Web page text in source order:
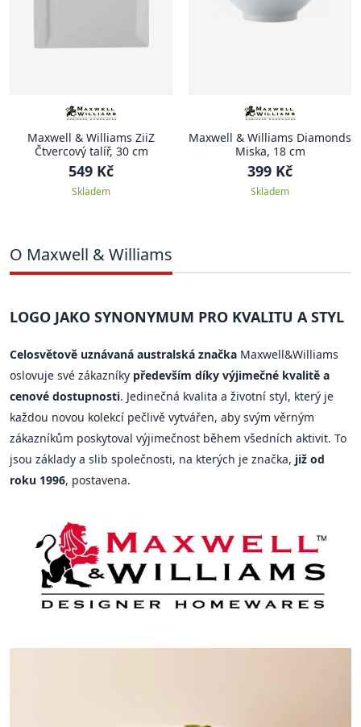
Maxwell & Williams ZiiZ
Čtvercový talíř, 30 cm
549 Kč
Skladem
Maxwell & Williams Diamonds
Miska, 18 cm
399 Kč
Skladem
O Maxwell & Williams
LOGO JAKO SYNONYMUM PRO KVALITU A STYL
Celosvětově uznávaná australská značka Maxwell&Williams
oslovuje své zákazníky především díky výjimečné kvalitě a
cenové dostupnosti. Jedinečná kvalita a životní styl, který je
každou novou kolekcí pečlivě vytvářen, aby svým věrným
zákazníkům poskytoval výjimečnost během všedních aktivit. To
jsou základy a slib společnosti, na kterých je značka, již od
roku 1996, postavena.